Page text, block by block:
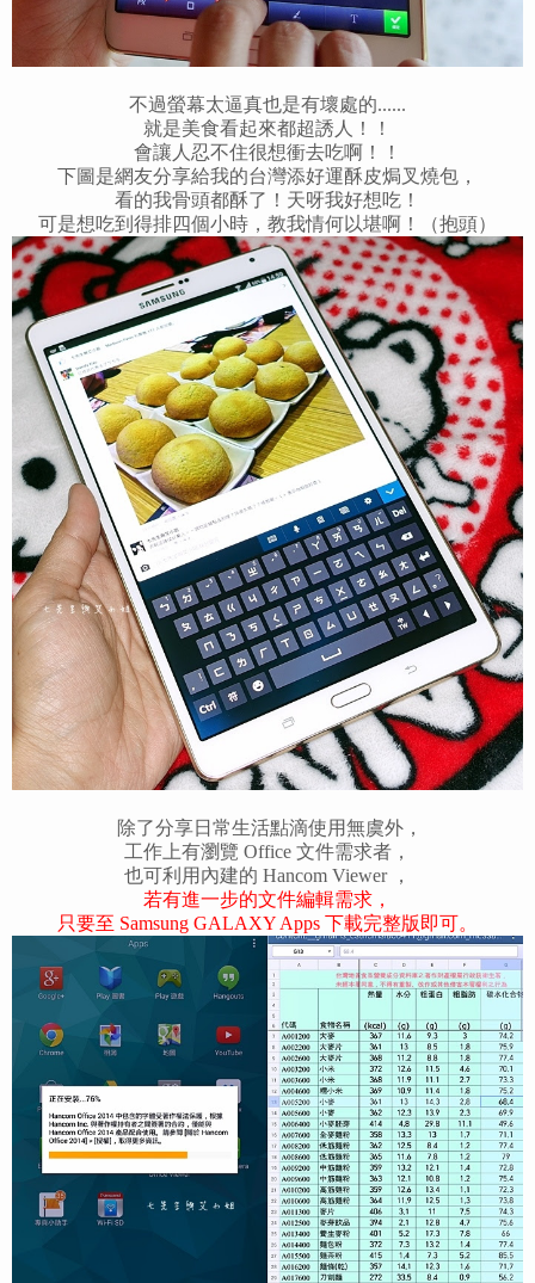
不過螢幕太逼真也是有壞處的......
就是美食看起來都超誘人！！
會讓人忍不住很想衝去吃啊！！
下圖是網友分享給我的台灣添好運酥皮焗叉燒包，
看的我骨頭都酥了！天呀我好想吃！
可是想吃到得排四個小時，教我情何以堪啊！（抱頭）
除了分享日常生活點滴使用無虞外，
工作上有瀏覽 Office 文件需求者，
也可利用內建的 Hancom Viewer ，
若有進一步的文件編輯需求，
只要至 Samsung GALAXY Apps 下載完整版即可。